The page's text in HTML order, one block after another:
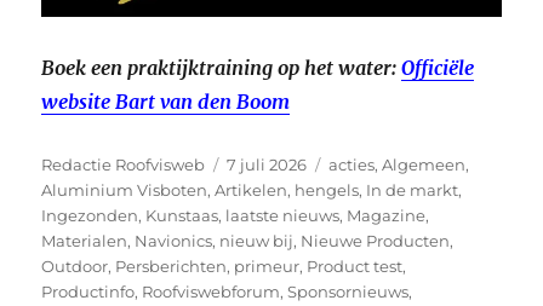
Boek een praktijktraining op het water:Officiële
website Bart van den Boom
Auteur
Redactie Roofvisweb
Geplaatst
op
7 juli 2026 Categorieën
acties,Algemeen,
Aluminium Visboten,Artikelen, hengels, In de markt,
Ingezonden, Kunstaas, laatste nieuws, Magazine,
Materialen, Navionics, nieuw bij, Nieuwe Producten,
Outdoor, Persberichten, primeur, Product test,
Productinfo, Roofviswebforum,Sponsornieuws,